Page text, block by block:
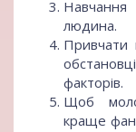
людина.
Привчати
факторів.
Щоб
краще